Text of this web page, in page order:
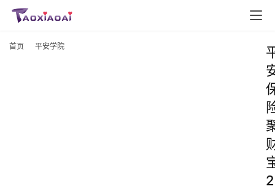
首页 平安学院
2